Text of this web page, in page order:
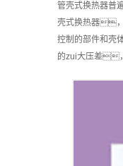
管壳式换热器
壳式换热器
控制的部件和
的zui大压差